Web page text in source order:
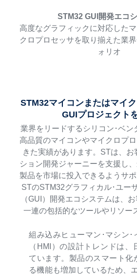
STM32 GUI開発エコ
高度なグラフィックに対応した
クロプロセッサを取り揃えた業
ォリオ
STM32マイコンまたはマイ
GUIプロジェクト
業界をリードするシリコン･ベン
高品質のマイコンやマイクロプ
きた実績があります。STは、お
ション開発ジャーニーを支援し
製品を市場に投入できるようサポ
STのSTM32グラフィカル･ユー
（GUI）開発エコシステムは、
一連の包括的なツールやリソー
組み込みヒューマン･マシン･
（HMI）の設計トレンドは、
ています。製品のスマート化
る機能も増加しているため、